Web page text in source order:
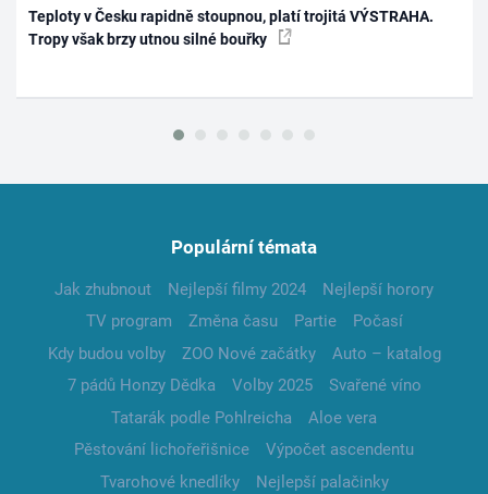
Teploty v Česku rapidně stoupnou, platí trojitá VÝSTRAHA.
Tropy však brzy utnou silné bouřky
Populární témata
Jak zhubnout Nejlepší filmy 2024
Nejlepší horory
TV program
Změna času Partie
Počasí
Kdy budou volby
ZOO Nové začátky
Auto – katalog
7 pádů Honzy Dědka
Volby 2025
Svařené víno
Tatarák podle Pohlreicha
Aloe vera
Pěstování lichořeřišnice
Výpočet ascendentu
Tvarohové knedlíky
Nejlepší palačinky